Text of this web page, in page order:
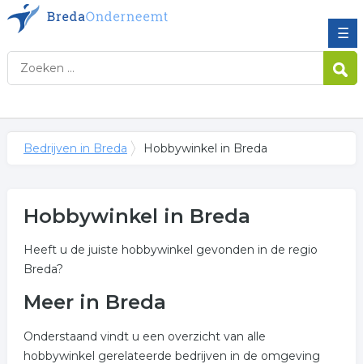
☰
Bedrijven in Breda Hobbywinkel in Breda
Hobbywinkel in Breda
Heeft u de juiste hobbywinkel gevonden in de regio
Breda?
Meer in Breda
Onderstaand vindt u een overzicht van alle
hobbywinkel gerelateerde bedrijven in de omgeving